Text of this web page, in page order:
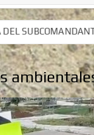
MOISÉS A
MOISÉS A